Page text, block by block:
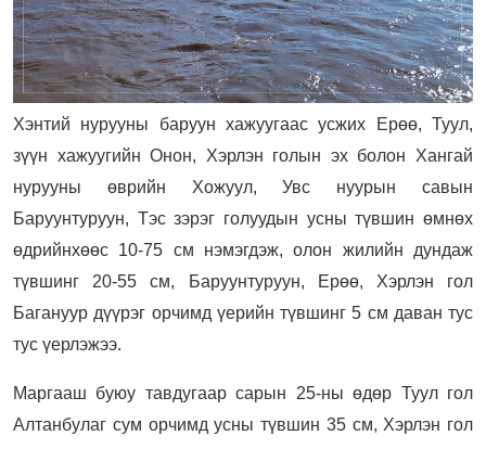
Хэнтий нурууны баруун хажуугаас усжих Ерөө, Туул,
зүүн хажуугийн Онон, Хэрлэн голын эх болон Хангай
нурууны өврийн Хожуул, Увс нуурын савын
Баруунтуруун, Тэс зэрэг голуудын усны түвшин өмнөх
өдрийнхөөс 10-75 см нэмэгдэж, олон жилийн дундаж
түвшинг 20-55 см, Баруунтуруун, Ерөө, Хэрлэн гол
Багануур дүүрэг орчимд үерийн түвшинг 5 см даван тус
тус үерлэжээ.
Маргааш буюу тавдугаар сарын 25-ны өдөр Туул гол
Алтанбулаг сум орчимд усны түвшин 35 см, Хэрлэн гол